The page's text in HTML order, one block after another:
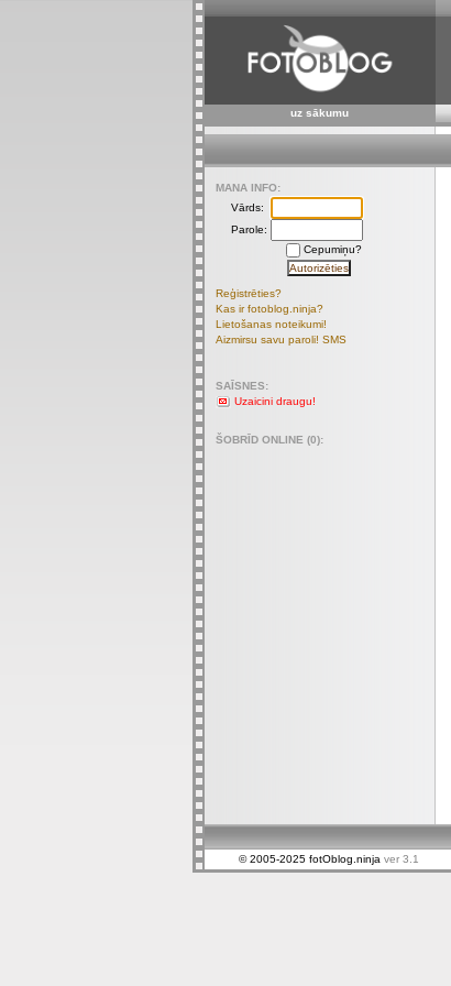
uz sākumu
MANA INFO:
Vārds:
Parole:
Cepumiņu?
Reģistrēties?
Kas ir fotoblog.ninja?
Lietošanas noteikumi!
Aizmirsu savu paroli! SMS
SAĪSNES:
Uzaicini draugu!
ŠOBRĪD ONLINE (0):
© 2005-2025 fotOblog.ninja ver 3.1